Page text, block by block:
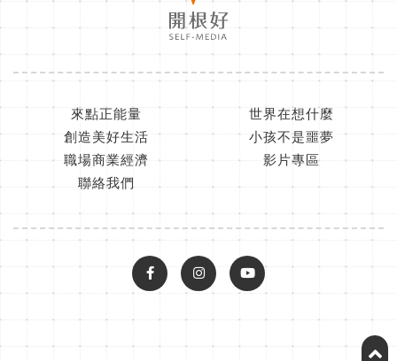
來點正能量
世界在想什麼
創造美好生活
小孩不是噩夢
職場商業經濟
影片專區
聯絡我們